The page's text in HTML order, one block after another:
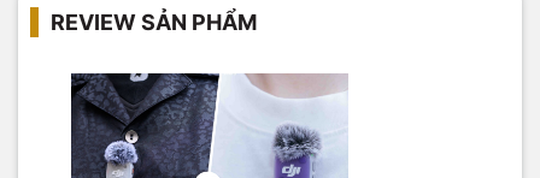
REVIEW SẢN PHẨM